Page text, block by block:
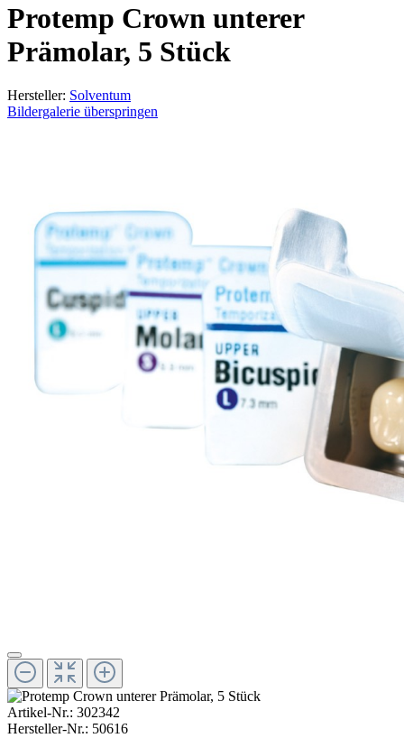
Protemp Crown unterer
Prämolar, 5 Stück
Hersteller: Solventum
Bildergalerie überspringen
Artikel-Nr.: 302342
Hersteller-Nr.: 50616